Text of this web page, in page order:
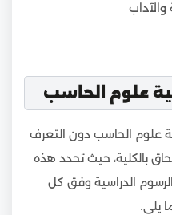
والآداب
علوم الحاسب
علوم الحاسب دون التعرف
بالكلية، حيث تحدد هذه
الدراسية وفق كل
يلي: